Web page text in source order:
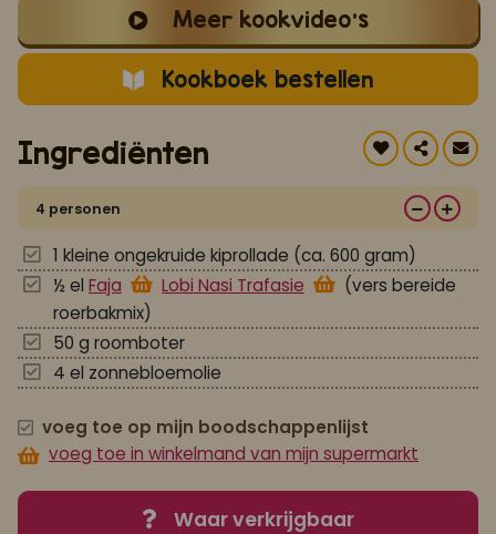
Meer kookvideo's
Kookboek bestellen
Ingrediënten
4 personen
1 kleine ongekruide kiprollade (ca. 600 gram)
½ el Faja Lobi Nasi Trafasie
(vers bereide
roerbakmix)
50 g roomboter
4 el zonnebloemolie
voeg toe op mijn boodschappenlijst
voeg toe in winkelmand van mijn supermarkt
Waar verkrijgbaar